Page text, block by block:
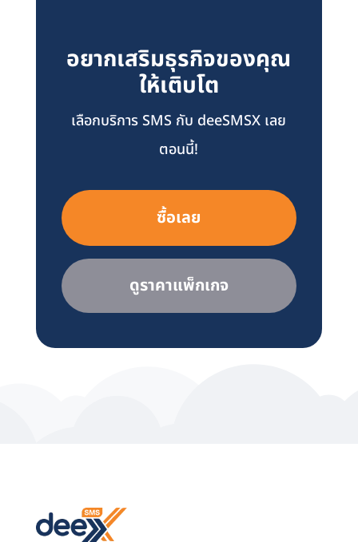
อยากเสริมธุรกิจของคุณ
ให้เติบโต
เลือกบริการ SMS กับ deeSMSX เลย
ตอนนี้!
ซื้อเลย
ดูราคาแพ็กเกจ